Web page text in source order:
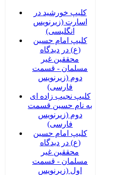
کلیپ خورشید در
اسارت (زیرنویس
انگلیسی)
کلیپ امام حسین
(ع) در دیدگاه
محققین غیر
مسلمان - قسمت
دوم (زیرنویس
فارسی)
کلیپ نجیب زاده ای
به نام حسین قسمت
دوم (زیرنویس
فارسی)
کلیپ امام حسین
(ع) در دیدگاه
محققین غیر
مسلمان - قسمت
اول (زیرنویس